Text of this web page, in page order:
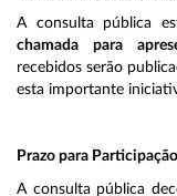
A consulta pública
chamada para
recebidos serão
esta importante
Prazo para Participação
A consulta pública